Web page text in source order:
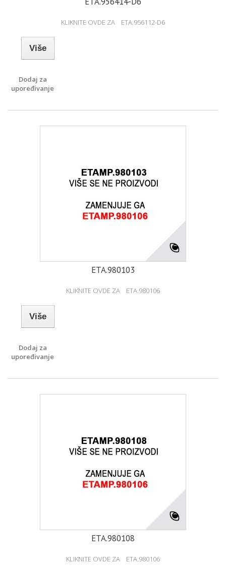
KLIKNITE OVDE ZA ETA.956112-D6
Više
Dodaj za
upoređivanje
ETA.980103
KLIKNITE OVDE ZA ETA.980106
Više
Dodaj za
upoređivanje
ETA.980108
KLIKNITE OVDE ZA ETA.980106